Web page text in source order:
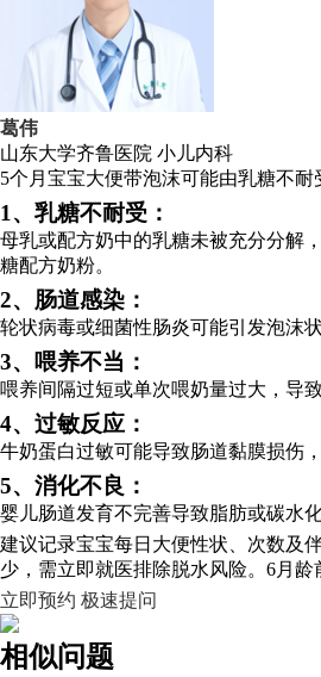
葛伟
山东大学齐鲁医院 小儿内科
5个月宝宝大便带泡沫可能由乳糖不
1、乳糖不耐受：
母乳或配方奶中的乳糖未被充分分解
糖配方奶粉。
2、肠道感染：
轮状病毒或细菌性肠炎可能引发泡沫
3、喂养不当：
喂养间隔过短或单次喂奶量过大，导
4、过敏反应：
牛奶蛋白过敏可能导致肠道黏膜损伤
5、消化不良：
婴儿肠道发育不完善导致脂肪或碳水
建议记录宝宝每日大便性状、次数及
少，需立即就医排除脱水风险。6月
立即预约 极速提问
相似问题